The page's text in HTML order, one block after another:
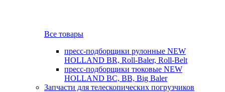
Все товары
пресс-подборщики рулонные NEW
HOLLAND BR, Roll-Baler, Roll-Belt
пресс-подборщики тюковые NEW
HOLLAND BC, BB, Big Baler
Запчасти для телескопических погрузчиков